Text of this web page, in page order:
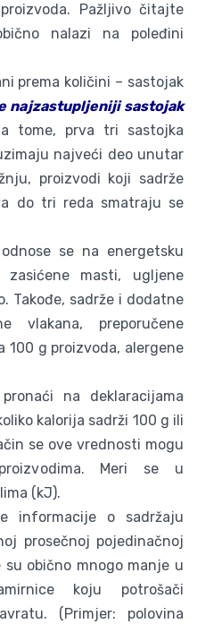
Pažljivo čitajte
nalazi na poleđini
prema količini – sastojak
najzastupljeniji sastojak
tome, prva tri sastojka
najveći deo unutar
proizvodi koji sadrže
do tri reda smatraju se
se na energetsku
masti, ugljene
Takođe, sadrže i dodatne
vlakana, preporučene
100 g proizvoda, alergene
na deklaracijama
kalorija sadrži 100 g ili
se ove vrednosti mogu
Meri se u
(kJ).
informacije o sadržaju
prosečnoj pojedinačnoj
obično mnogo manje u
koju potrošači
(Primjer: polovina